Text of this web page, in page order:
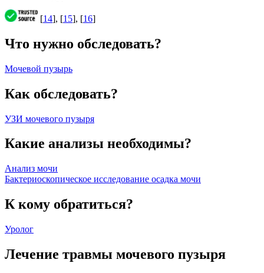
[14], [15], [16]
Что нужно обследовать?
Мочевой пузырь
Как обследовать?
УЗИ мочевого пузыря
Какие анализы необходимы?
Анализ мочи
Бактериоскопическое исследование осадка мочи
К кому обратиться?
Уролог
Лечение травмы мочевого пузыря